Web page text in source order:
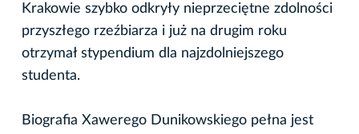
Krakowie szybko odkryły nieprzeciętne zdolności
przyszłego rzeźbiarza i już na drugim roku
otrzymał stypendium dla najzdolniejszego
studenta.
Biografia Xawerego Dunikowskiego pełna jest